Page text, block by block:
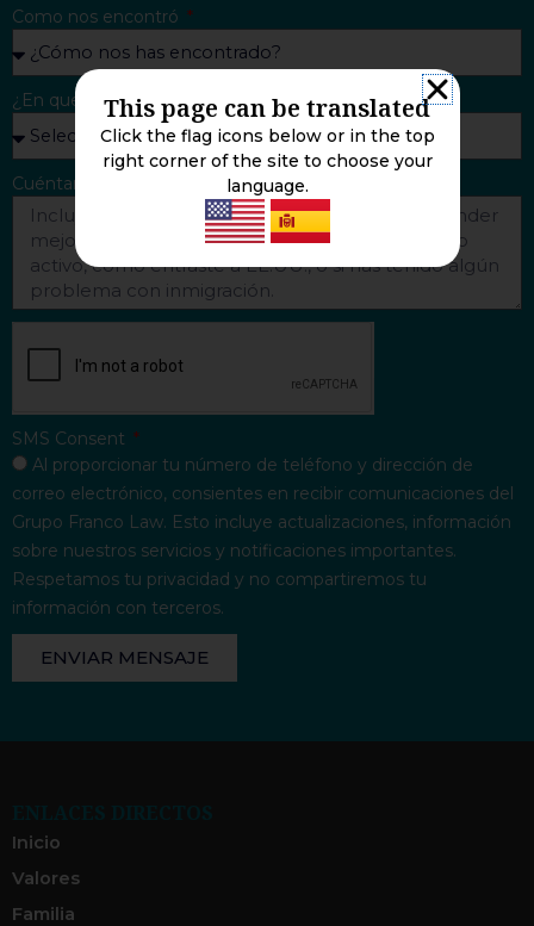
Como nos encontró
¿En que lo podemos ayudar?
Cuéntanos más sobre tu situación
SMS Consent
Al proporcionar tu número de teléfono y dirección de
correo electrónico, consientes en recibir comunicaciones del
Grupo Franco Law. Esto incluye actualizaciones, información
sobre nuestros servicios y notificaciones importantes.
Respetamos tu privacidad y no compartiremos tu
información con terceros.
ENVIAR MENSAJE
Inicio
Valores
Familia
This page can be translated
Click the flag icons below or in the top
right corner of the site to choose your
language.